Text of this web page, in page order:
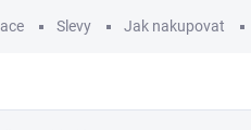
Slevy Jak nakupovat